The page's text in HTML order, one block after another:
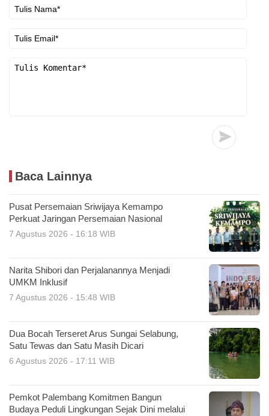
Baca Lainnya
Pusat Persemaian Sriwijaya Kemampo
Perkuat Jaringan Persemaian Nasional
7 Agustus 2026 - 16:18 WIB
Narita Shibori dan Perjalanannya Menjadi
UMKM Inklusif
7 Agustus 2026 - 15:48 WIB
Dua Bocah Terseret Arus Sungai Selabung,
Satu Tewas dan Satu Masih Dicari
6 Agustus 2026 - 17:11 WIB
Pemkot Palembang Komitmen Bangun
Budaya Peduli Lingkungan Sejak Dini melalui